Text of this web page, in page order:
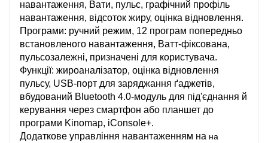
навантаження, Вати, пульс, графічний профіль
навантаження, відсоток жиру, оцінка відновлення.
Програми: ручний режим, 12 програм попередньо
встановленого навантаження, Ватт-фіксована,
пульсозалежні, призначені для користувача.
Функції: жироаналізатор, оцінка відновлення
пульсу, USB-порт для заряджання ґаджетів,
вбудований Bluetooth 4.0-модуль для під'єднання й
керування через смартфон або планшет до
програми Kinomap, iConsole+.
Додаткове управління навантаженням на на